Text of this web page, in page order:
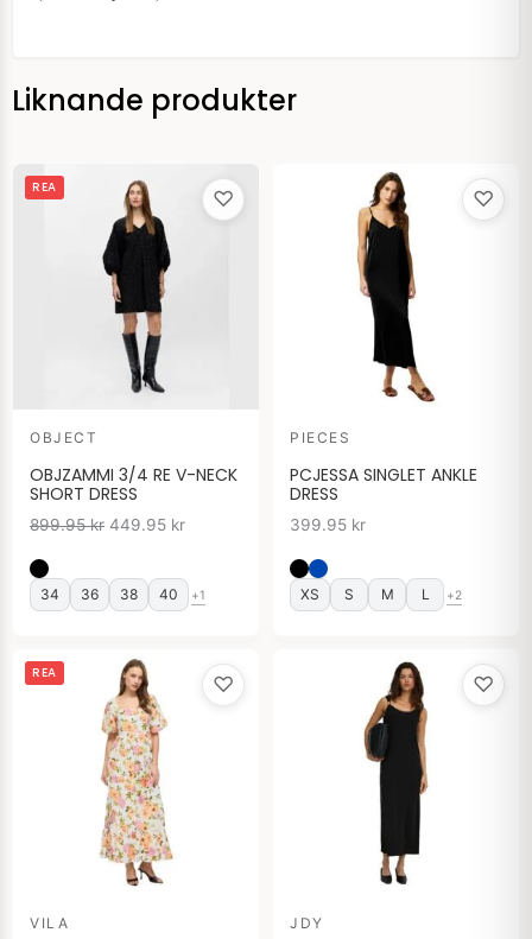
Liknande produkter
♡
REA
OBJECT
OBJZAMMI 3/4 RE V-NECK
SHORT DRESS
899.95kr
ursprungliga
priset
899.95 kr.
449.95 kr
nuvarande
priset
34 36 38 40 +1
♡
PIECES
PCJESSA SINGLET ANKLE
DRESS
399.95 kr
XS S M L +2
♡
REA
VILA
Det
ursprungliga
priset
var:
699.95 kr.
nuvarande
priset
♡
JDY